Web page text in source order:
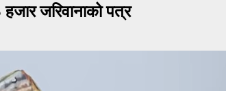
जरिवानाको पत्र